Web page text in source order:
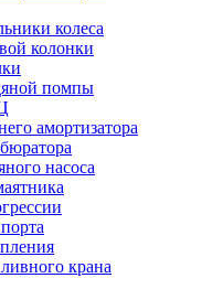
колеса
колонки
помпы
амортизатора
насоса
крана